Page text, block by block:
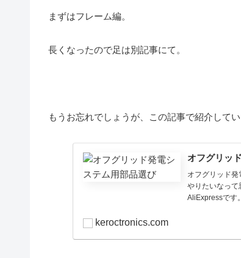
まずはフレーム編。
長くなったので足は別記事にて。
もうお忘れでしょうが、この記事で紹介して
オフグリッ
オフグリッド
やりたいなって
AliExpressです
keroctronics.com